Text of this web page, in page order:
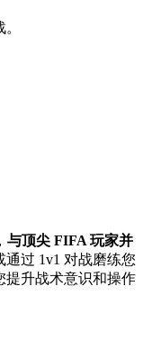
与顶尖 FIFA 玩家并
通过 1v1 对战磨练您
提升战术意识和操作